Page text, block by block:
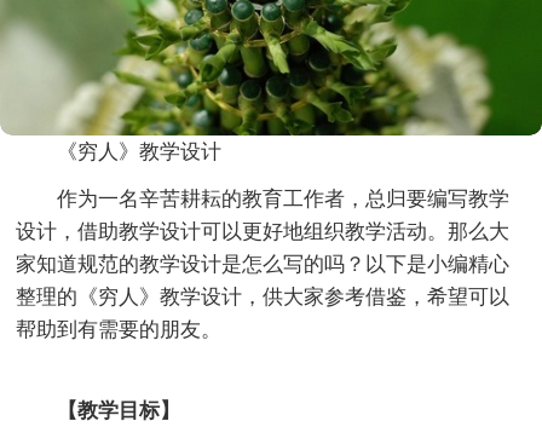
《穷人》教学设计
作为一名辛苦耕耘的教育工作者，总归要编写教学
设计，借助教学设计可以更好地组织教学活动。那么大
家知道规范的教学设计是怎么写的吗？以下是小编精心
整理的《穷人》教学设计，供大家参考借鉴，希望可以
帮助到有需要的朋友。
【教学目标】